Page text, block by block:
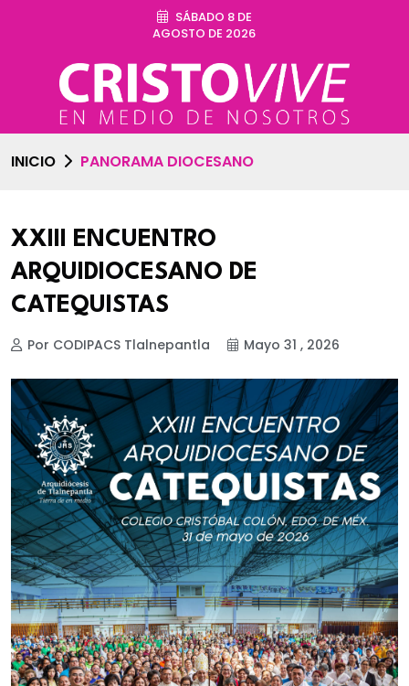
SÁBADO 8 DE
AGOSTO DE 2026
INICIO PANORAMA DIOCESANO
XXIII ENCUENTRO
ARQUIDIOCESANO DE
CATEQUISTAS
Por CODIPACS Tlalnepantla Mayo 31 , 2026